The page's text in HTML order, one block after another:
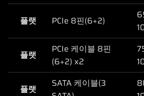
플랫 PCIe 8핀(6+2)
플랫
PCIe 케이블 8핀
(6+2) x2
플랫
SATA 케이블(3